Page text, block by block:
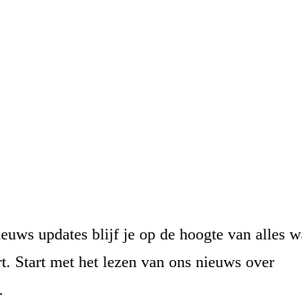
updates blijf je op de hoogte van alles
Start met het lezen van ons nieuws over